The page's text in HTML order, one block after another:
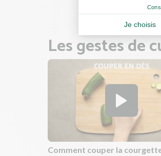
Les gestes de
Comment couper la